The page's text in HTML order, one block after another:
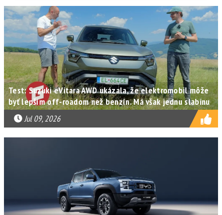
Test: Suzuki eVitara AWD ukázala, že elektromobil môže
byť lepším off-roadom než benzín. Má však jednu slabinu
Jul 09, 2026